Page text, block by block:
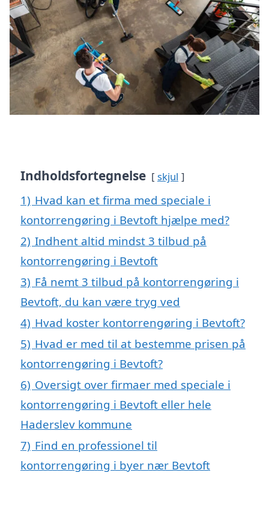
Indholdsfortegnelse skjul
1) Hvad kan et firma med speciale i
kontorrengøring i Bevtoft hjælpe med?
2) Indhent altid mindst 3 tilbud på
kontorrengøring i Bevtoft
3) Få nemt 3 tilbud på kontorrengøring i
Bevtoft, du kan være tryg ved
4) Hvad koster kontorrengøring i Bevtoft?
5) Hvad er med til at bestemme prisen på
kontorrengøring i Bevtoft?
6) Oversigt over firmaer med speciale i
kontorrengøring i Bevtoft eller hele
Haderslev kommune
7) Find en professionel til
kontorrengøring i byer nær Bevtoft